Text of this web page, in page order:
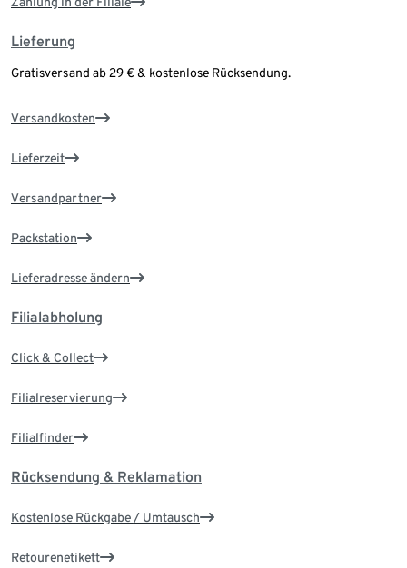
Lieferung
Gratisversand ab 29 € & kostenlose Rücksendung.
Versandkosten
Lieferzeit
Versandpartner
Packstation
Lieferadresse ändern
Filialabholung
Click & Collect
Filialreservierung
Filialfinder
Rücksendung & Reklamation
Kostenlose Rückgabe / Umtausch
Retourenetikett